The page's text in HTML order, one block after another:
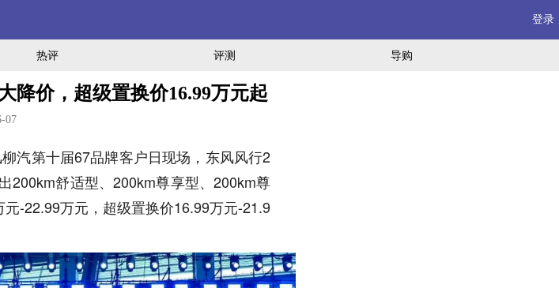
登录
热评 评测 导购
降价，超级置换价16.99万元起
07
柳汽第十届67品牌客户日现场，东风风行2
200km舒适型、200km尊享型、200km尊
-22.99万元，超级置换价16.99万元-21.9